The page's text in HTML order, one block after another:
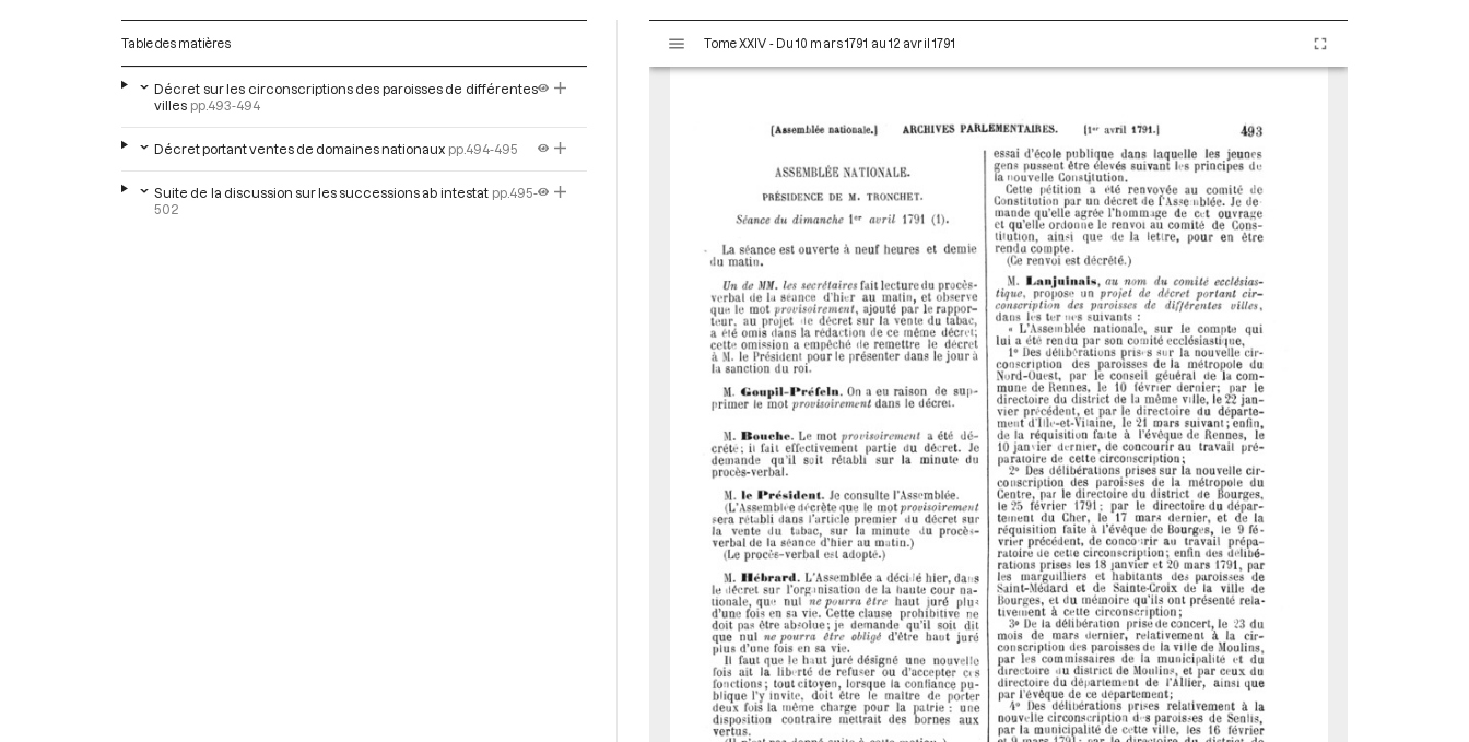
Table des matières
Décret sur les circonscriptions des paroisses de différentes
villes pp.493-494
Décret portant ventes de domaines nationaux pp.494-495
Suite de la discussion sur les successions ab intestat pp.495-
502
s
Tome XXIV - Du 10 mars 1791 au 12 avril 1791